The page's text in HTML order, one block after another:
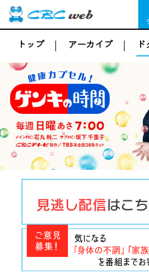
トップ アーカイブ